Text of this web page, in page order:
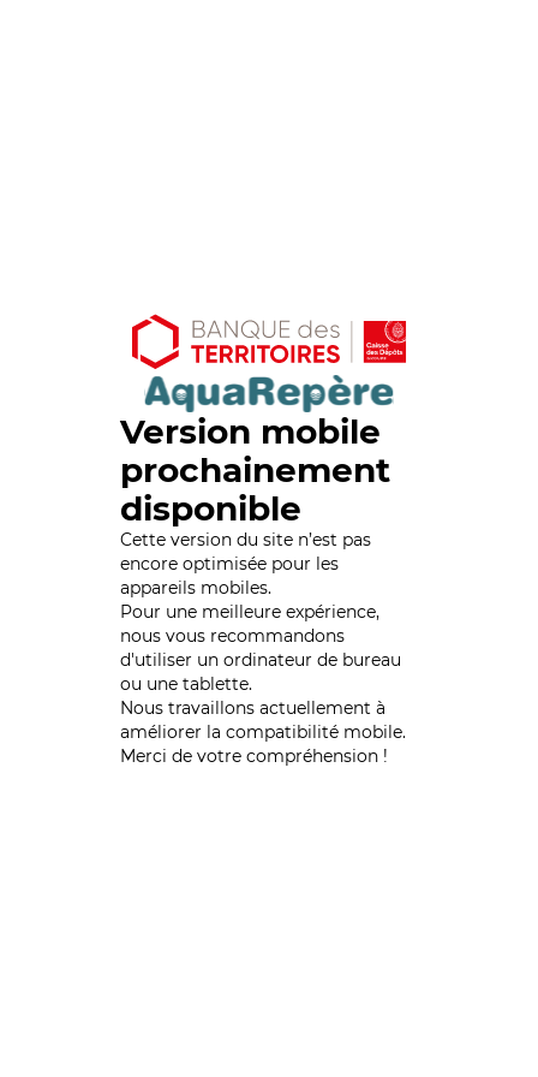
Version mobile
prochainement
disponible
Cette version du site n’est pas
encore optimisée pour les
appareils mobiles.
Pour une meilleure expérience,
nous vous recommandons
d'utiliser un ordinateur de bureau
ou une tablette.
Nous travaillons actuellement à
améliorer la compatibilité mobile.
Merci de votre compréhension !